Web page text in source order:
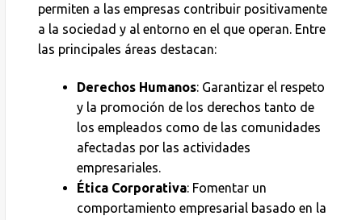
permiten a las empresas contribuir positivamente
a la sociedad y al entorno en el que operan. Entre
las principales áreas destacan:
Derechos Humanos: Garantizar el respeto
y la promoción de los derechos tanto de
los empleados como de las comunidades
afectadas por las actividades
empresariales.
Ética Corporativa: Fomentar un
comportamiento empresarial basado en la